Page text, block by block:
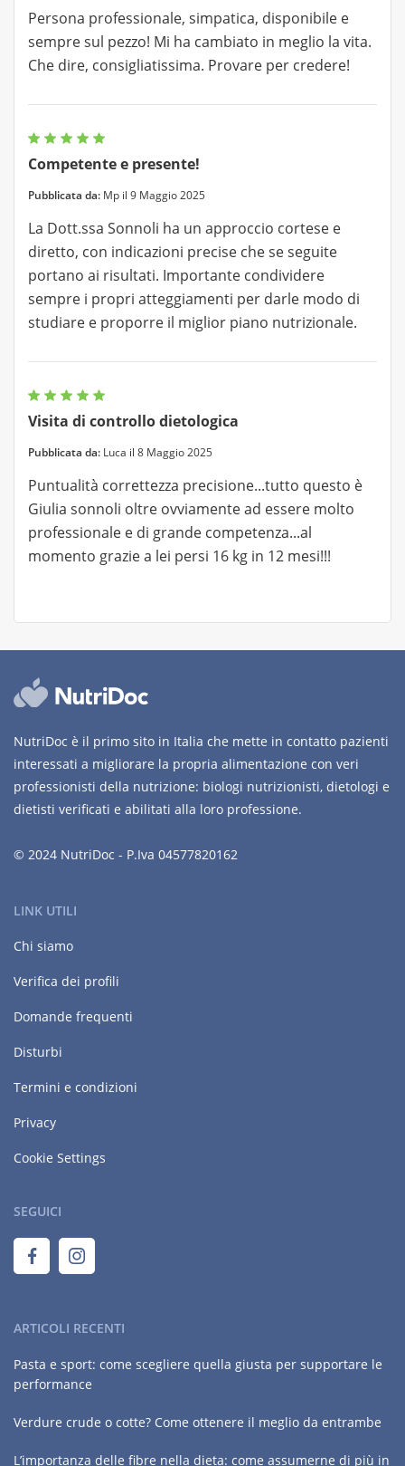
Persona professionale, simpatica, disponibile e
sempre sul pezzo! Mi ha cambiato in meglio la vita.
Che dire, consigliatissima. Provare per credere!
Competente e presente!
Pubblicata da: Mp il 9 Maggio 2025
La Dott.ssa Sonnoli ha un approccio cortese e
diretto, con indicazioni precise che se seguite
portano ai risultati. Importante condividere
sempre i propri atteggiamenti per darle modo di
studiare e proporre il miglior piano nutrizionale.
Visita di controllo dietologica
Pubblicata da: Luca il 8 Maggio 2025
Puntualità correttezza precisione...tutto questo è
Giulia sonnoli oltre ovviamente ad essere molto
professionale e di grande competenza...al
momento grazie a lei persi 16 kg in 12 mesi!!!
NutriDoc è il primo sito in Italia che mette in contatto pazienti
interessati a migliorare la propria alimentazione con veri
professionisti della nutrizione: biologi nutrizionisti, dietologi e
dietisti verificati e abilitati alla loro professione.
© 2024 NutriDoc - P.Iva 04577820162
LINK UTILI
Chi siamo
Verifica dei profili
Domande frequenti
Disturbi
Termini e condizioni
Privacy
Cookie Settings
SEGUICI
ARTICOLI RECENTI
Pasta e sport: come scegliere quella giusta per supportare le
performance
Verdure crude o cotte? Come ottenere il meglio da entrambe
L’importanza delle fibre nella dieta: come assumerne di più in